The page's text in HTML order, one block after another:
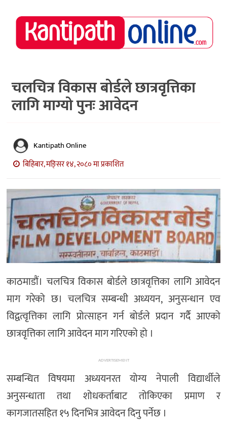
राष्ट्रिय
समाचार
नेपाल
अर्थ/
मनोरञ्जन
स्वास्थ्य
अन्तर्वार्ता/
विचार
अन्तर्राष्ट्रिय/
प्रवास
राशिफल
English
चलचित्र विकास बोर्डले छात्रवृत्तिका
लागि माग्यो पुनः आवेदन
Kantipath Online
बिहिबार, मङि्सर १४, २०८० मा प्रकाशित
काठमाडौं। चलचित्र विकास बोर्डले छात्रवृत्तिका लागि आवेदन
माग गरेको छ। चलचित्र सम्बन्धी अध्ययन, अनुसन्धान एव
विद्वत्वृत्तिका लागि प्रोत्साहन गर्न बोर्डले प्रदान गर्दै आएको
छात्रवृत्तिका लागि आवेदन माग गरिएको हो ।
ADVERTISEMENT
सम्बन्धित विषयमा अध्ययनरत योग्य नेपाली विद्यार्थीले
अनुसन्धाता तथा शोधकर्ताबाट तोकिएका प्रमाण र
कागजातसहित १५ दिनभित्र आवेदन दिनु पर्नेछ ।